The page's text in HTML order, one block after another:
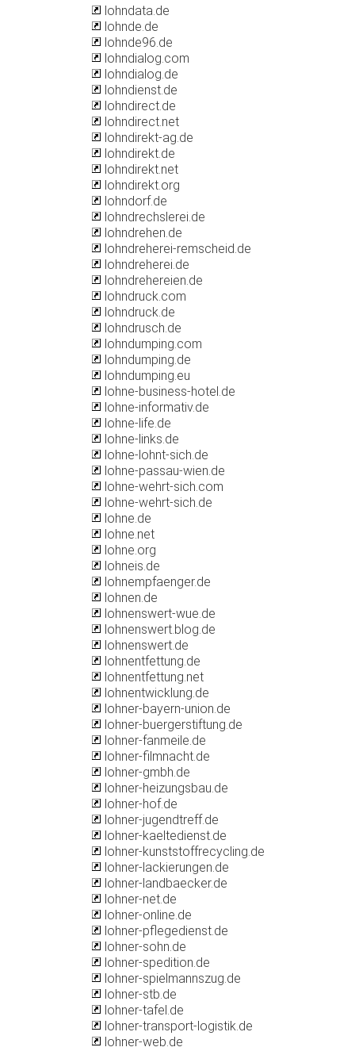
lohndata.de
lohnde.de
lohnde96.de
lohndialog.com
lohndialog.de
lohndienst.de
lohndirect.de
lohndirect.net
lohndirekt-ag.de
lohndirekt.de
lohndirekt.net
lohndirekt.org
lohndorf.de
lohndrechslerei.de
lohndrehen.de
lohndreherei-remscheid.de
lohndreherei.de
lohndrehereien.de
lohndruck.com
lohndruck.de
lohndrusch.de
lohndumping.com
lohndumping.de
lohndumping.eu
lohne-business-hotel.de
lohne-informativ.de
lohne-life.de
lohne-links.de
lohne-lohnt-sich.de
lohne-passau-wien.de
lohne-wehrt-sich.com
lohne-wehrt-sich.de
lohne.de
lohne.net
lohne.org
lohneis.de
lohnempfaenger.de
lohnen.de
lohnenswert-wue.de
lohnenswert.blog.de
lohnenswert.de
lohnentfettung.de
lohnentfettung.net
lohnentwicklung.de
lohner-bayern-union.de
lohner-buergerstiftung.de
lohner-fanmeile.de
lohner-filmnacht.de
lohner-gmbh.de
lohner-heizungsbau.de
lohner-hof.de
lohner-jugendtreff.de
lohner-kaeltedienst.de
lohner-kunststoffrecycling.de
lohner-lackierungen.de
lohner-landbaecker.de
lohner-net.de
lohner-online.de
lohner-pflegedienst.de
lohner-sohn.de
lohner-spedition.de
lohner-spielmannszug.de
lohner-stb.de
lohner-tafel.de
lohner-transport-logistik.de
lohner-web.de